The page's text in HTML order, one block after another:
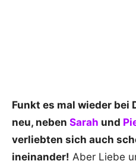
Funkt es mal wieder bei
neu, neben Sarah und
verliebten sich auch
ineinander! Aber Liebe